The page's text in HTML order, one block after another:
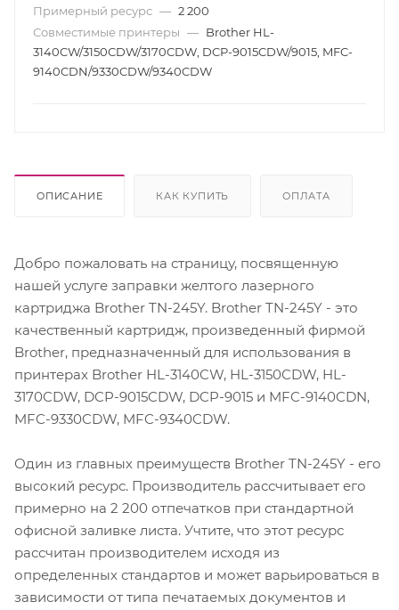
Примерный ресурс — 2 200
Совместимые принтеры — Brother HL-
3140CW/3150CDW/3170CDW, DCP-9015CDW/9015, MFC-
9140CDN/9330CDW/9340CDW
ОПИСАНИЕ КАК КУПИТЬ ОПЛАТА
Добро пожаловать на страницу, посвященную
нашей услуге заправки желтого лазерного
картриджа Brother TN-245Y. Brother TN-245Y - это
качественный картридж, произведенный фирмой
Brother, предназначенный для использования в
принтерах Brother HL-3140CW, HL-3150CDW, HL-
3170CDW, DCP-9015CDW, DCP-9015 и MFC-9140CDN,
MFC-9330CDW, MFC-9340CDW.
Один из главных преимуществ Brother TN-245Y - его
высокий ресурс. Производитель рассчитывает его
примерно на 2 200 отпечатков при стандартной
офисной заливке листа. Учтите, что этот ресурс
рассчитан производителем исходя из
определенных стандартов и может варьироваться в
зависимости от типа печатаемых документов и